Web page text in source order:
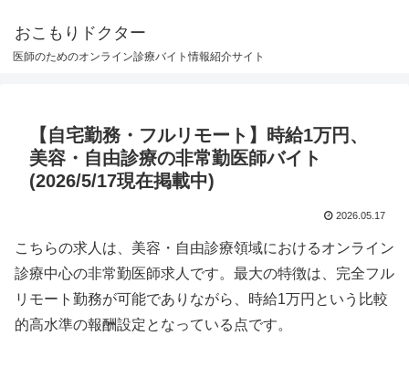
おこもりドクター
医師のためのオンライン診療バイト情報紹介サイト
【自宅勤務・フルリモート】時給1万円、
美容・自由診療の非常勤医師バイト
(2026/5/17現在掲載中)
2026.05.17
こちらの求人は、美容・自由診療領域におけるオンライン
診療中心の非常勤医師求人です。最大の特徴は、完全フル
リモート勤務が可能でありながら、時給1万円という比較
的高水準の報酬設定となっている点です。